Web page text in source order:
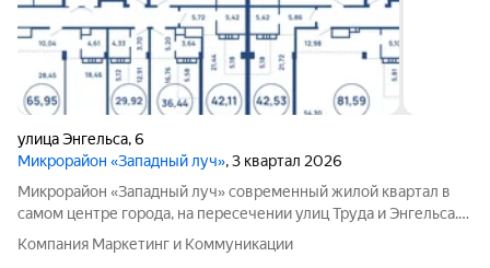
улица Энгельса,6
Микрорайон «Западный луч», 3 квартал 2026
Микрорайон «Западный луч» современный жилой квартал в
самом центре города, на пересечении улиц Труда и Энгельса.
Монолитно-каркасные высотные дома формируют
узнаваемый архитектурный облик и стали настоящим
Компания Маркетинг и Коммуникации